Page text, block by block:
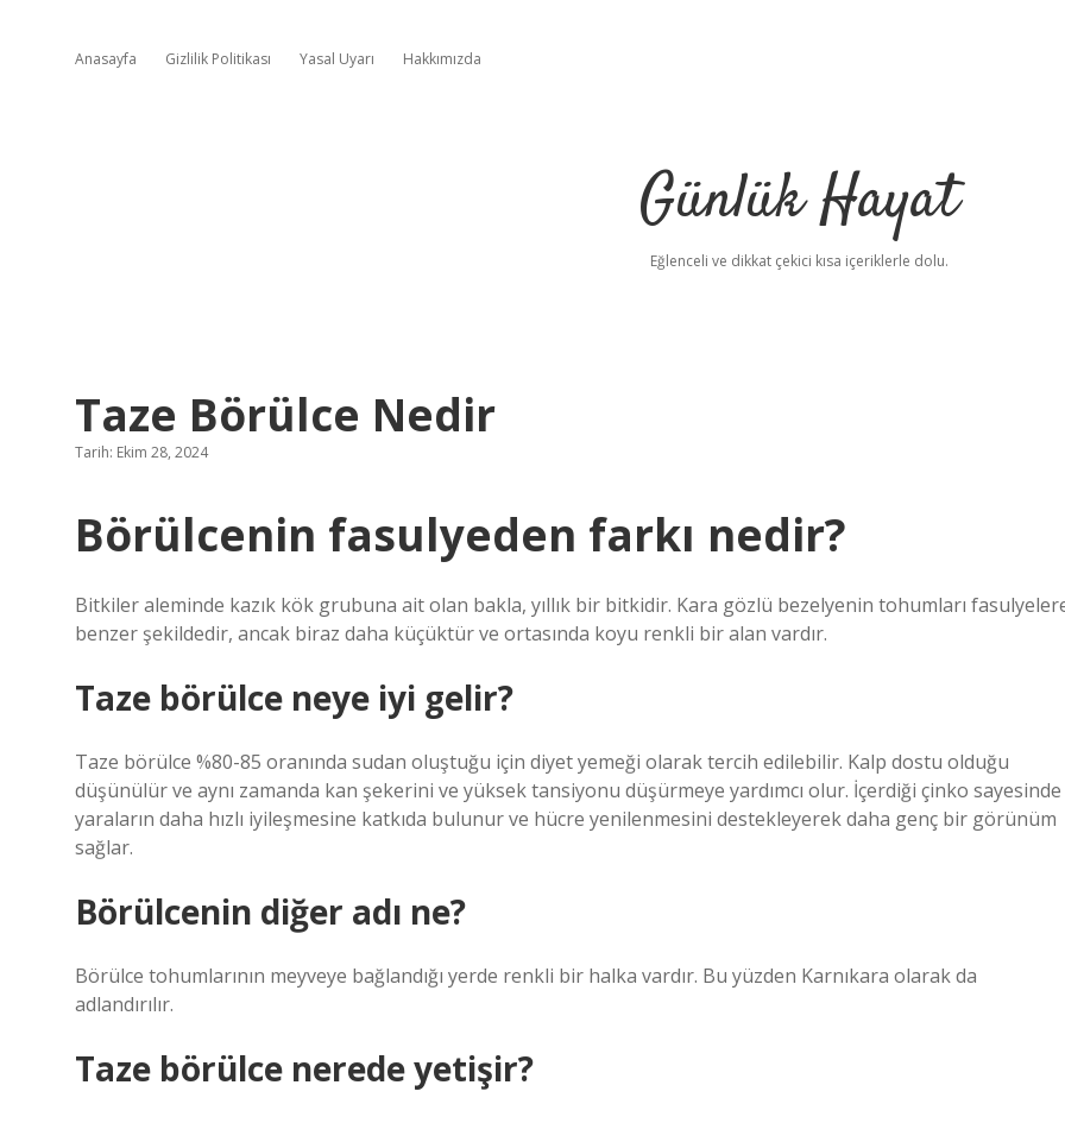
Anasayfa Gizlilik Politikası Yasal Uyarı Hakkımızda
Günlük Hayat
Eğlenceli ve dikkat çekici kısa içeriklerle dolu.
Taze Börülce Nedir
Tarih: Ekim 28, 2024
Börülcenin fasulyeden farkı nedir?
Bitkiler aleminde kazık kök grubuna ait olan bakla, yıllık bir bitkidir. Kara gözlü bezelyenin tohumları
benzer şekildedir, ancak biraz daha küçüktür ve ortasında koyu renkli bir alan vardır.
Taze börülce neye iyi gelir?
Taze börülce %80-85 oranında sudan oluştuğu için diyet yemeği olarak tercih edilebilir. Kalp dostu olduğu
düşünülür ve aynı zamanda kan şekerini ve yüksek tansiyonu düşürmeye yardımcı olur. İçerdiği çinko sayesinde
yaraların daha hızlı iyileşmesine katkıda bulunur ve hücre yenilenmesini destekleyerek daha genç bir görünüm
sağlar.
Börülcenin diğer adı ne?
Börülce tohumlarının meyveye bağlandığı yerde renkli bir halka vardır. Bu yüzden Karnıkara olarak da
adlandırılır.
Taze börülce nerede yetişir?